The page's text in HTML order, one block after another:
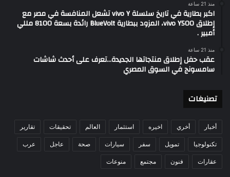
منذ 21 ساعة
اكبر بطارية في تاريخ سلسلة vivo Y تشعل المنافسة في مصر مع
إطلاق vivo Y500، المزود ببطارية BlueVolt رائدة بسعة 8100 مللي
أمبير .
منذ 21 ساعة
عقب حفل إطلاق منتجاتها الجديدة…تعرف على أحدث شاشات
سامسونج في السوق المصري
تصنيغات
أخبار أخري اخيره استثمار العالم تحقيقات تقارير
تكنولوجيا تمويل سفر سيارات صحة عاجل عرب
عقارات فنون مجتمع منوعات